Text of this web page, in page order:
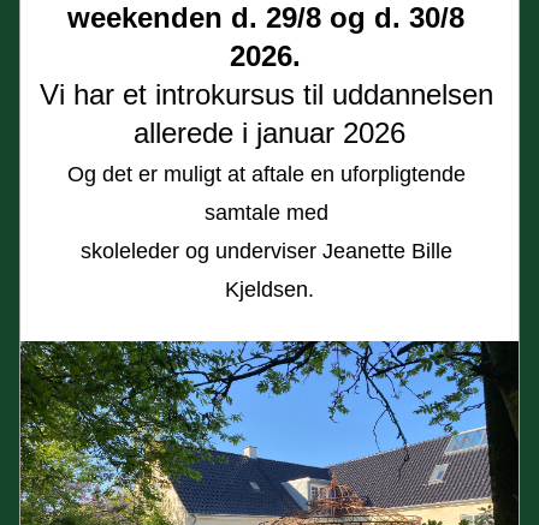
weekenden d. 29/8 og d. 30/8
2026.
Vi har et introkursus til uddannelsen
allerede i januar 2026
Og det er muligt at aftale en uforpligtende
samtale med
skoleleder og underviser Jeanette Bille
Kjeldsen.